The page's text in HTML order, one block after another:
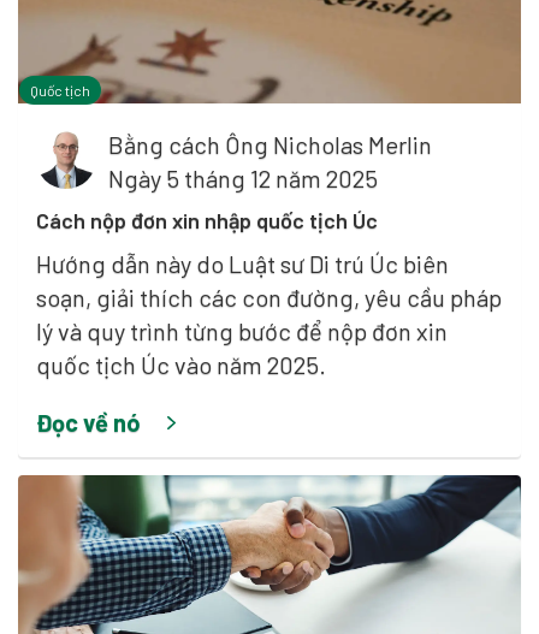
Quốc tịch
Bằng cách Ông Nicholas Merlin
Ngày 5 tháng 12 năm 2025
Cách nộp đơn xin nhập quốc tịch Úc
Hướng dẫn này do Luật sư Di trú Úc biên
soạn, giải thích các con đường, yêu cầu pháp
lý và quy trình từng bước để nộp đơn xin
quốc tịch Úc vào năm 2025.
Đọc về nó